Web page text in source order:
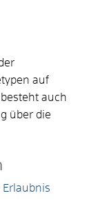
auf
auch
über die